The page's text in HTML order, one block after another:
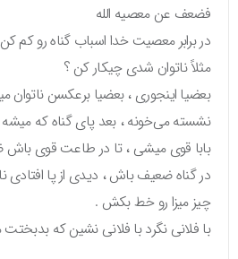
فضعف عن معصیه الله
در برابر معصیت خدا اسباب گناه رو کم
مثلاً ناتوان شدی چیکار کن ؟
بعضیا اینجوری ، بعضیا برعکسن ناتوان
نشسته می‌خونه ، بعد پای گناه که
بابا قوی میشی ، تا در طاعت قوی باش
در گناه ضعیف باش ، دیدی از پا افتادی
چیز میزا رو خط بکش .
با فلانی نگرد با فلانی نشین که بدبختت